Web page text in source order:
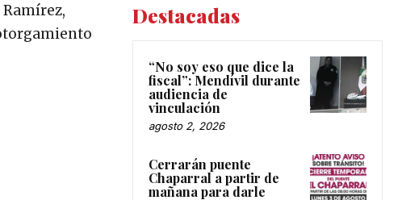
Destacadas
“No soy eso que dice la
fiscal”: Mendívil durante
audiencia de
vinculación
agosto 2, 2026
Cerrarán puente
Chaparral a partir de
mañana para darle